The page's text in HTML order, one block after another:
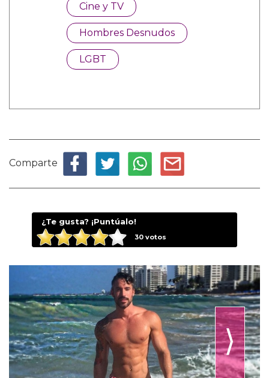
Cine y TV
Hombres Desnudos
LGBT
Comparte
¿Te gusta? ¡Puntúalo!
30votos
⟩